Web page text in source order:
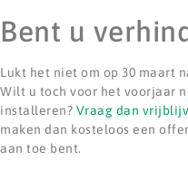
Bent u
Lukt het niet om op 30 maart
Wilt u toch voor het voorjaar
installeren? Vraag dan
maken dan kosteloos een
aan toe bent.